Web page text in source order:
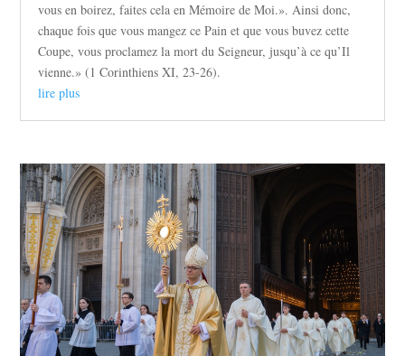
vous en boirez, faites cela en Mémoire de Moi.». Ainsi donc,
chaque fois que vous mangez ce Pain et que vous buvez cette
Coupe, vous proclamez la mort du Seigneur, jusqu’à ce qu’Il
vienne.» (1 Corinthiens XI, 23-26).
lire plus